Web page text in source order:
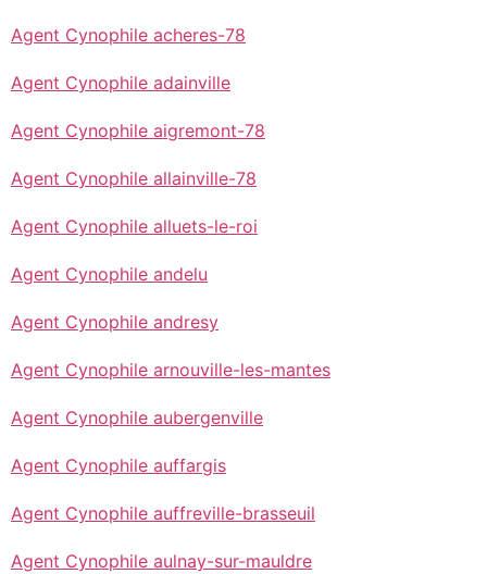
Agent Cynophile acheres-78
Agent Cynophile adainville
Agent Cynophile aigremont-78
Agent Cynophile allainville-78
Agent Cynophile alluets-le-roi
Agent Cynophile andelu
Agent Cynophile andresy
Agent Cynophile arnouville-les-mantes
Agent Cynophile aubergenville
Agent Cynophile auffargis
Agent Cynophile auffreville-brasseuil
Agent Cynophile aulnay-sur-mauldre